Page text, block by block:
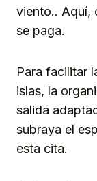
viento.. Aquí,
se paga.
Para facilitar
islas, la
salida
subraya el
esta cita.